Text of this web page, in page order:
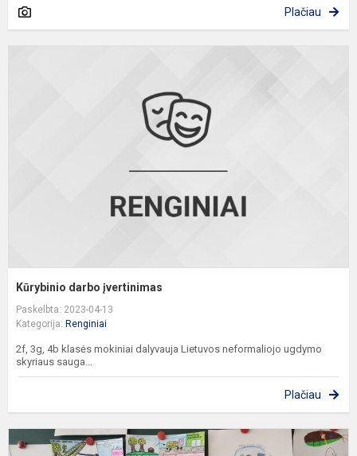
Plačiau
Kūrybinio darbo įvertinimas
Paskelbta: 2023-04-13
Kategorija: Renginiai
2f, 3g, 4b klasės mokiniai dalyvauja Lietuvos neformaliojo ugdymo
skyriaus sauga...
Plačiau